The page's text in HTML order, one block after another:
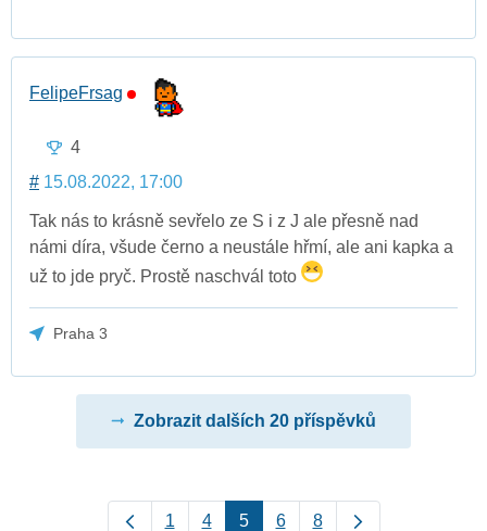
FelipeFrsag
4
# 15.08.2022, 17:00
Tak nás to krásně sevřelo ze S i z J ale přesně nad
námi díra, všude černo a neustále hřmí, ale ani kapka a
už to jde pryč. Prostě naschvál toto
Praha 3
Zobrazit dalších 20 příspěvků
1 4 5 6 8